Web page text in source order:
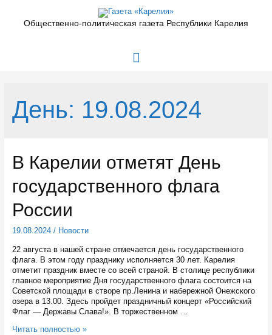
содержимомуОбщественно-политическая газета Республики Карелия
Главное
День: 19.08.2024
В Карелии отметят День
государственного флага
России
19.08.2024/ Новости
22 августа в нашей стране отмечается день государственного
флага. В этом году празднику исполняется 30 лет. Карелия
отметит праздник вместе со всей страной. В столице республики
главное мероприятие Дня государственного флага состоится на
Советской площади в створе пр.Ленина и набережной Онежского
озера в 13.00. Здесь пройдет праздничный концерт «Российский
Флаг — Державы Слава!». В торжественном …
В
Читать полностью »